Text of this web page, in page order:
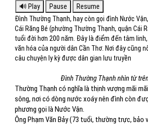
Đình Thường Thạnh, hay còn gọi đình Nước
Cái Răng Bé (phường Thường Thạnh, quận Cái
tuổi đời hơn 200 năm. Đây là điểm đến tâm
văn hóa của người dân Cần Thơ. Nơi đây cũng
câu chuyện ly kỳ được dân gian lưu truyền
Đình Thường Thạnh nhìn từ
Thường Thạnh có nghĩa là thịnh vượng mãi
sông, nơi có dòng nước xoáy nên đình còn
phương gọi là Nước Vận.
Ông Phạm Văn Bảy (73 tuổi, thường trực, bảo